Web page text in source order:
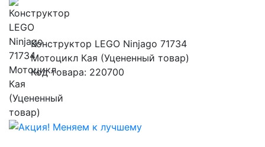
Конструктор LEGO Ninjago 71734
Мотоцикл Кая (Уцененный товар)
Код товара: 220700